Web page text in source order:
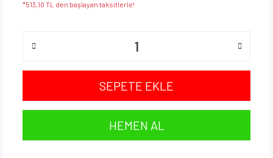
*513,10 TL den başlayan taksitlerle!
SEPETE EKLE
HEMEN AL